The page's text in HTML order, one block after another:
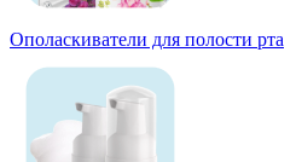
Ополаскиватели для полости рта